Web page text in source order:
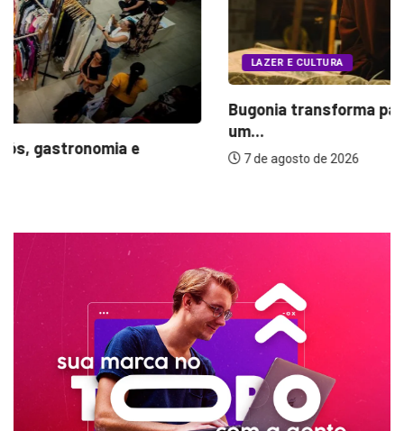
LAZER E CULTURA
Bugonia transforma paranoia e conspiração em
um...
7 de agosto de 2026